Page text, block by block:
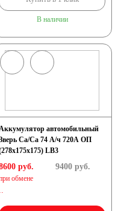
В наличии
автомобильный
Са/Са 74 А/ч 720А ОП
LB3
руб.
обмене
..
9400руб.